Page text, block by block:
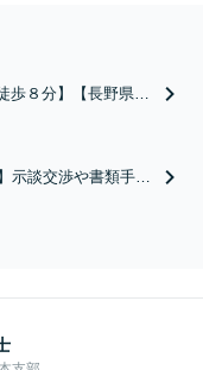
歩８分】【長野県に
一人で悩まずご相談
示談交渉や書類手続